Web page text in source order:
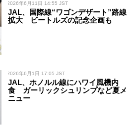
/ 2026年6月11日 14:55 JST
JAL、国際線“ワゴンデザート”路線
拡大 ビートルズの記念企画も
/ 2026年6月1日 17:05 JST
JAL、ホノルル線にハワイ風機内
食 ガーリックシュリンプなど夏メ
ニュー